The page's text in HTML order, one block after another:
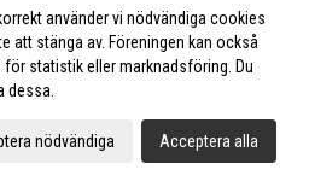
2018-12-07 16:45
Olofsson 2018-12-06 14:57
2018-12-05 17:55
2018-12-03 07:21
använder vi nödvändiga cookies
att stänga av. Föreningen kan också
statistik eller marknadsföring. Du
dessa.
nödvändiga Acceptera alla